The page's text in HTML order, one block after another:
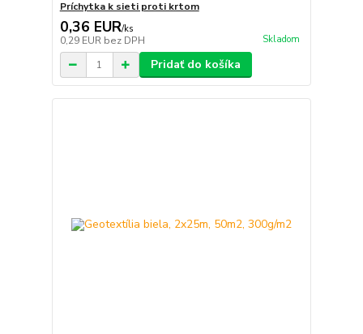
Príchytka k sieti proti krtom
0,36 EUR/ks
0,29 EUR bez DPH Skladom
Pridať do košíka